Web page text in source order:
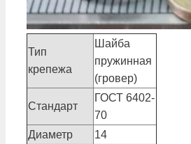
Тип
крепежа
Шайба
пружинная
(гровер)
Стандарт
ГОСТ 6402-
70
Диаметр
14